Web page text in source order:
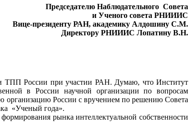
Председателю Наблюдательного Совета
и Ученого совета РНИИИС
Вице-президенту РАН, академику Алдошину С.М.
Директору РНИИИС Лопатину В.Н.
России при участии РАН. Думаю, что Институт
в России научной организации по вопросам
организацию России с вручением по решению Совета
«Ученый года».
рынка интеллектуальной собственности